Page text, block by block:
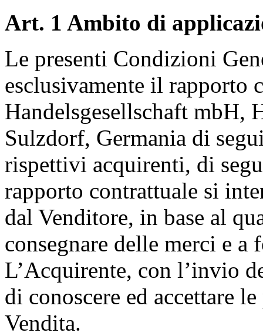
Art. 1 Ambito di
Le presenti Condizioni
esclusivamente il rapporto
Handelsgesellschaft mbH,
Sulzdorf, Germania di
rispettivi acquirenti, di
rapporto contrattuale si
dal Venditore, in base al
consegnare delle merci e
L’Acquirente, con l’invio
di conoscere ed accettare
Vendita.